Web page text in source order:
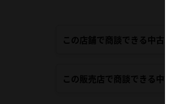
この店舗で商談できる中古車
この販売店で商談できる中古車